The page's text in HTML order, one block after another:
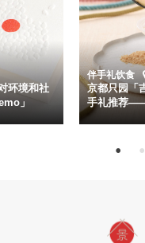
环境和社
」
伴手礼饮食
京都只园「
手礼推荐